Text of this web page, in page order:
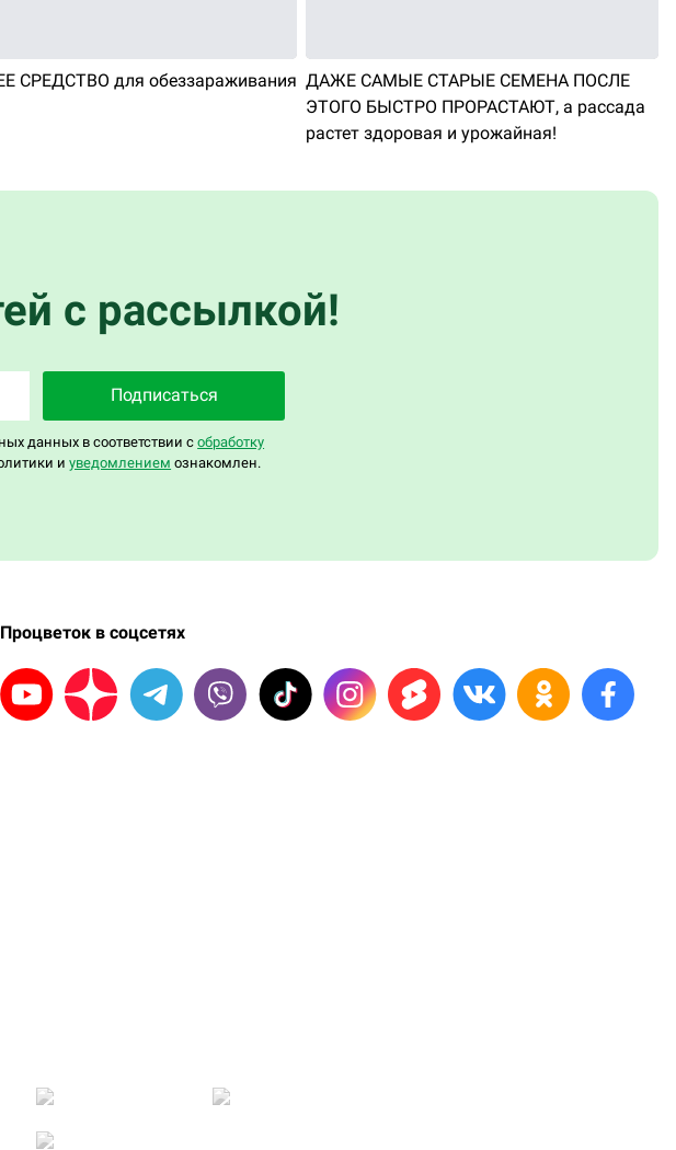
СРЕДСТВО для обеззараживания ДАЖЕ САМЫЕ СТАРЫЕ СЕМЕНА ПОСЛЕ
ЭТОГО БЫСТРО ПРОРАСТАЮТ, а рассада
растет здоровая и урожайная!
с рассылкой!
Подписаться
данных в соответствии собработку
иуведомлением ознакомлен.
Процветок в соцсетях